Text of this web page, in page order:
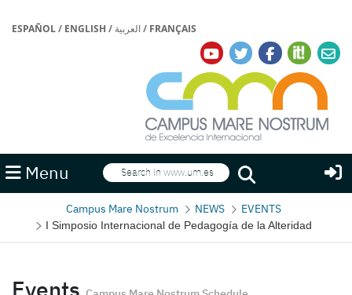
ESPAÑOL/ ENGLISH / العربية/ FRANÇAIS
Menu Search
Search
Campus Mare Nostrum NEWS EVENTS
I Simposio Internacional de Pedagogía de la Alteridad